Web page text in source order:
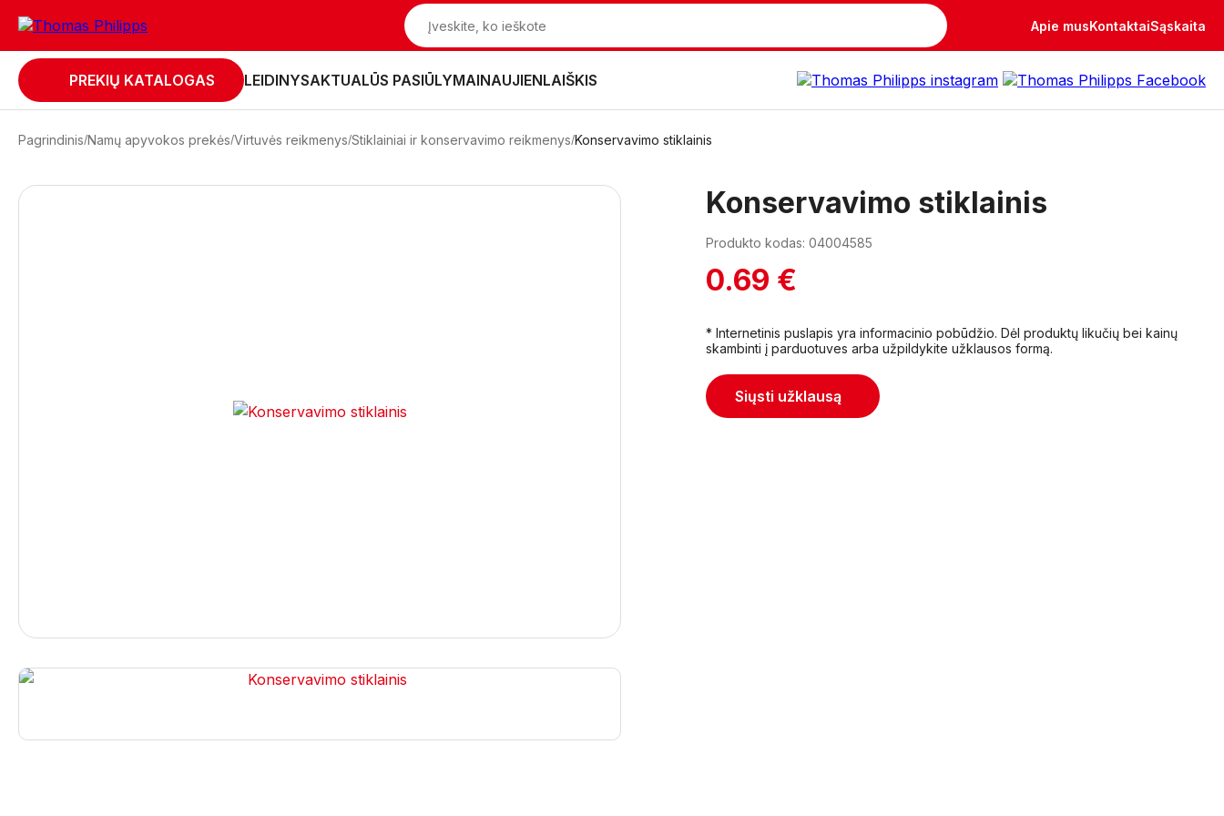
Apie musKontaktaiSąskaita
PREKIŲ KATALOGAS LEIDINYSAKTUALŪS PASIŪLYMAINAUJIENLAIŠKIS
Pagrindinis Namų apyvokos prekės Virtuvės reikmenys Stiklainiai ir konservavimo reikmenys Konservavimo stiklainis
Konservavimo stiklainis
Produkto kodas: 04004585
0.69 €
* Internetinis puslapis yra informacinio pobūdžio. Dėl produktų likučių bei kainų
skambinti į parduotuves arba užpildykite užklausos formą.
Siųsti užklausą